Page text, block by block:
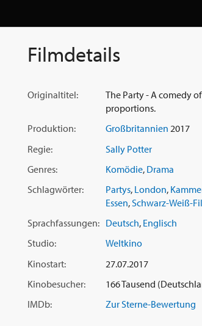
Filmdetails
Originaltitel:
The Party - A comedy
proportions.
Produktion:
Großbritannien 2017
Regie:
Sally Potter
Genres:
Komödie, Drama
Schlagwörter:
Partys, London,
Essen,Schwarz-Weiß-
Sprachfassungen: Deutsch, Englisch
Studio:
Weltkino
Kinostart:
27.07.2017
Kinobesucher:
166 Tausend
IMDb:
Zur Sterne-Bewertung